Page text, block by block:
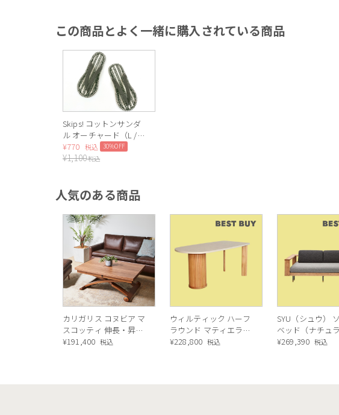
この商品とよく一緒に購入されている商品
Skips! コットンサンダ
ル オーチャード（L /
ブラック）
¥770 税込 30%OFF
¥1,100税込
人気のある商品
カリガリス コヌビア マ
スコッティ 伸長・昇降
式テーブル ／ Calligaris
¥191,400 税込
ウィルティック ハーフ
ラウンド マティエラ塗
装 ダイニングテーブル
¥228,800 税込
SYU（シュウ）
ベッド（ナチュ
190cm
¥269,390 税込